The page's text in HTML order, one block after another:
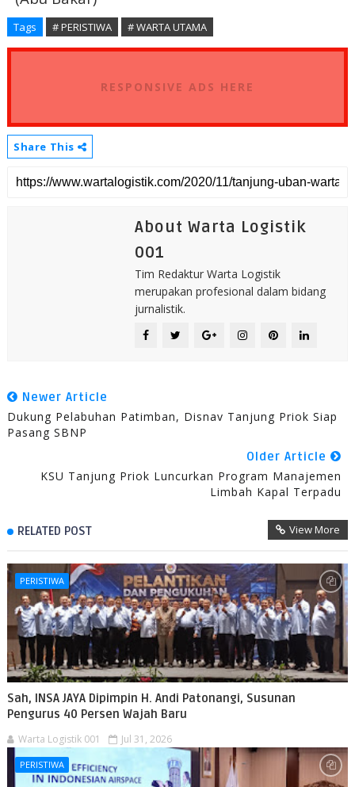
Tags # PERISTIWA # WARTA UTAMA
RESPONSIVE ADS HERE
Share This
About Warta Logistik
001
Tim Redaktur Warta Logistik
merupakan profesional dalam bidang
jurnalistik.
Newer Article
Dukung Pelabuhan Patimban, Disnav Tanjung Priok Siap
Pasang SBNP
Older Article
KSU Tanjung Priok Luncurkan Program Manajemen
Limbah Kapal Terpadu
RELATED POST View More
PERISTIWA
Sah, INSA JAYA Dipimpin H. Andi Patonangi, Susunan
Pengurus 40 Persen Wajah Baru
Warta Logistik 001 Jul 31, 2026
PERISTIWA